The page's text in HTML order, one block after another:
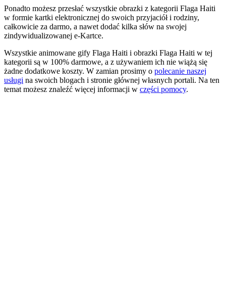
Ponadto możesz przesłać wszystkie obrazki z kategorii Flaga Haiti
w formie kartki elektronicznej do swoich przyjaciół i rodziny,
całkowicie za darmo, a nawet dodać kilka słów na swojej
zindywidualizowanej e-Kartce.
Wszystkie animowane gify Flaga Haiti i obrazki Flaga Haiti w tej
kategorii są w 100% darmowe, a z używaniem ich nie wiążą się
żadne dodatkowe koszty. W zamian prosimy o polecanie naszej
usługi na swoich blogach i stronie głównej własnych portali. Na ten
temat możesz znaleźć więcej informacji w części pomocy.